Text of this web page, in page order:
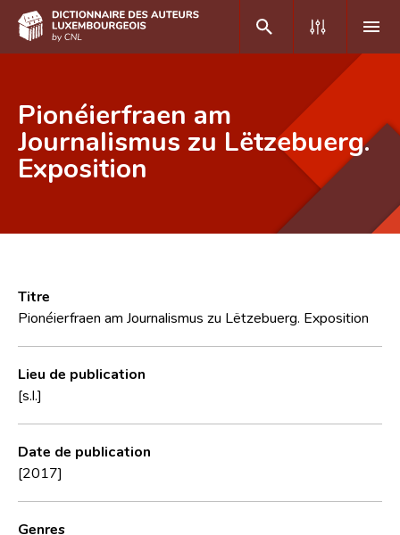
DE FR
Accueil
Recherche avancée
CNL
Équipe scientifique
Contact
Pionéierfraen am
Journalismus zu Lëtzebuerg.
Exposition
Titre
Pionéierfraen am Journalismus zu Lëtzebuerg. Exposition
Lieu de publication
[s.l.]
Date de publication
[2017]
Genres